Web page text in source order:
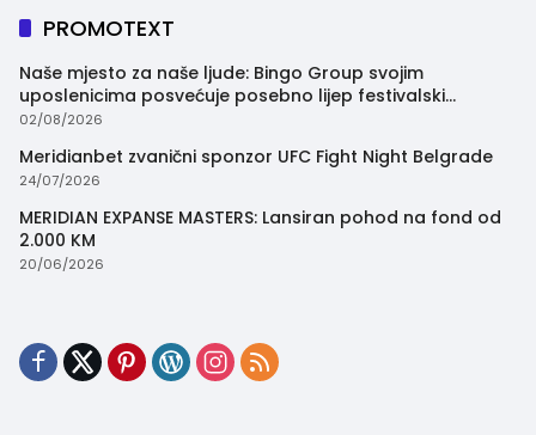
PROMOTEXT
Naše mjesto za naše ljude: Bingo Group svojim
uposlenicima posvećuje posebno lijep festivalski
trenutak
02/08/2026
Meridianbet zvanični sponzor UFC Fight Night Belgrade
24/07/2026
MERIDIAN EXPANSE MASTERS: Lansiran pohod na fond od
2.000 KM
20/06/2026